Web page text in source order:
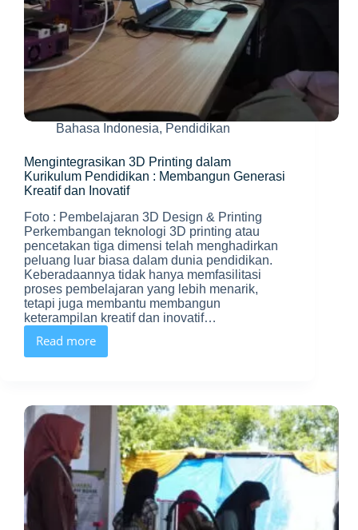
Bahasa Indonesia, Pendidikan
Mengintegrasikan 3D Printing dalam
Kurikulum Pendidikan : Membangun Generasi
Kreatif dan Inovatif
Foto : Pembelajaran 3D Design & Printing
Perkembangan teknologi 3D printing atau
pencetakan tiga dimensi telah menghadirkan
peluang luar biasa dalam dunia pendidikan.
Keberadaannya tidak hanya memfasilitasi
proses pembelajaran yang lebih menarik,
tetapi juga membantu membangun
keterampilan kreatif dan inovatif…
Read moreMengintegrasikan
3D
Pendidikan
Membangun
Generasi
Kreatif
dan
Inovatif